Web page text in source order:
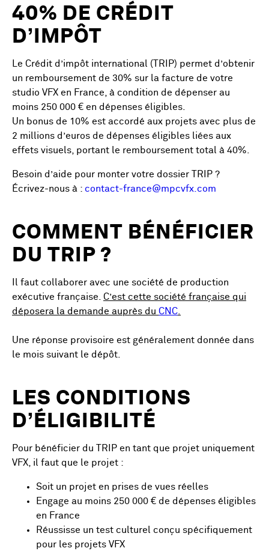
40% DE CRÉDIT
D’IMPÔT
Le Crédit d’impôt international (TRIP) permet d’obtenir
un remboursement de 30% sur la facture de votre
studio VFX en France, à condition de dépenser au
moins 250 000 € en dépenses éligibles.
Un bonus de 10% est accordé aux projets avec plus de
2 millions d’euros de dépenses éligibles liées aux
effets visuels, portant le remboursement total à 40%.
Besoin d’aide pour monter votre dossier TRIP ?
Écrivez-nous à : contact-france@mpcvfx.com
COMMENT BÉNÉFICIER
DU TRIP ?
Il faut collaborer avec une société de production
exécutive française. C’est cette société française qui
déposera la demande auprès du CNC
Une réponse provisoire est généralement donnée dans
le mois suivant le dépôt.
LES CONDITIONS
D’ÉLIGIBILITÉ
Pour bénéficier du TRIP en tant que projet uniquement
VFX, il faut que le projet :
Soit un projet en prises de vues réelles
Engage au moins 250 000 € de dépenses éligibles
en France
Réussisse un test culturel conçu spécifiquement
pour les projets VFX